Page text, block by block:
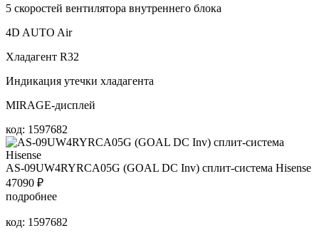
5 скоростей вентилятора внутреннего блока
4D AUTO Air
Хладагент R32
Индикация утечки хладагента
MIRAGE-дисплей
код: 1597682
AS-09UW4RYRCA05G (GOAL DC Inv) сплит-система Hisense
47090 ₽
подробнее
код: 1597682